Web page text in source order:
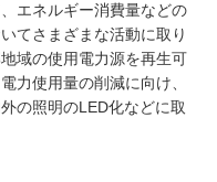
エネルギー消費量などの
てさまざまな活動に取り
域の使用電力源を再生可
力使用量の削減に向け、
の照明のLED化などに取